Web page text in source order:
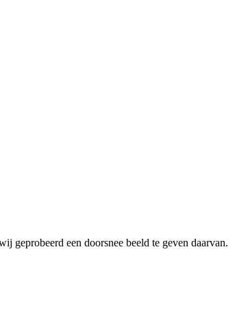
geprobeerd een doorsnee beeld te geven daarvan.